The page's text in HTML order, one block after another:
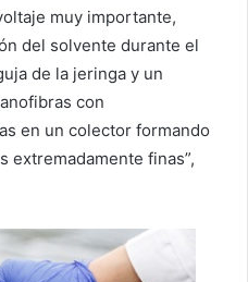
muy importante,
del solvente durante el
de la jeringa y un
con
en un colector formando
extremadamente finas”,